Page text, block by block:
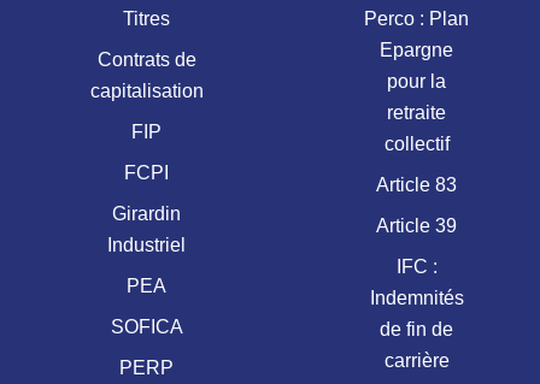
Titres
Contrats de
capitalisation
FIP
FCPI
Girardin
Industriel
PEA
SOFICA
PERP
Perco : Plan
Epargne
pour la
retraite
collectif
Article 83
Article 39
IFC :
Indemnités
de fin de
carrière